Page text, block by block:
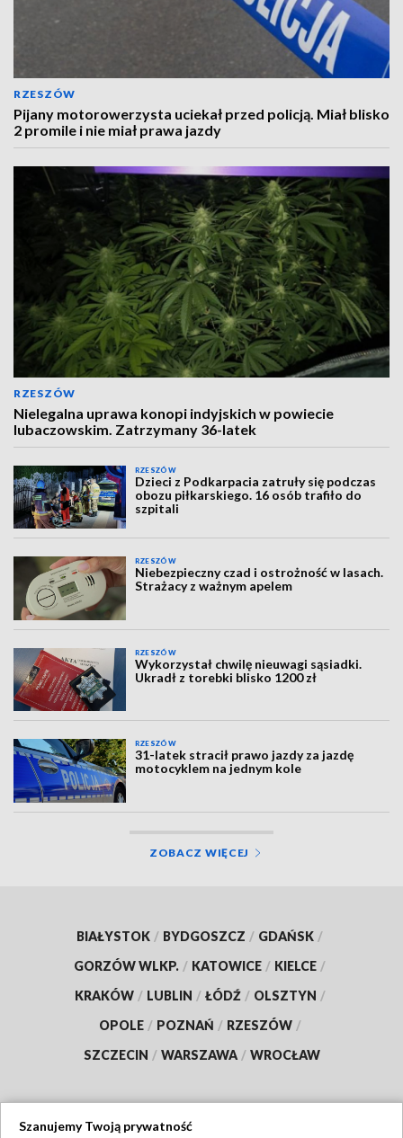
RZESZÓW
Pijany motorowerzysta uciekał przed policją. Miał blisko
2 promile i nie miał prawa jazdy
RZESZÓW
Nielegalna uprawa konopi indyjskich w powiecie
lubaczowskim. Zatrzymany 36-latek
RZESZÓW
Dzieci z Podkarpacia zatruły się podczas
obozu piłkarskiego. 16 osób trafiło do
szpitali
RZESZÓW
Niebezpieczny czad i ostrożność w lasach.
Strażacy z ważnym apelem
RZESZÓW
Wykorzystał chwilę nieuwagi sąsiadki.
Ukradł z torebki blisko 1200 zł
RZESZÓW
31-latek stracił prawo jazdy za jazdę
motocyklem na jednym kole
ZOBACZ WIĘCEJ
BIAŁYSTOK / BYDGOSZCZ / GDAŃSK /
GORZÓW WLKP. / KATOWICE / KIELCE /
KRAKÓW / LUBLIN / ŁÓDŹ / OLSZTYN /
OPOLE / POZNAŃ / RZESZÓW /
SZCZECIN / WARSZAWA / WROCŁAW
Szanujemy Twoją prywatność